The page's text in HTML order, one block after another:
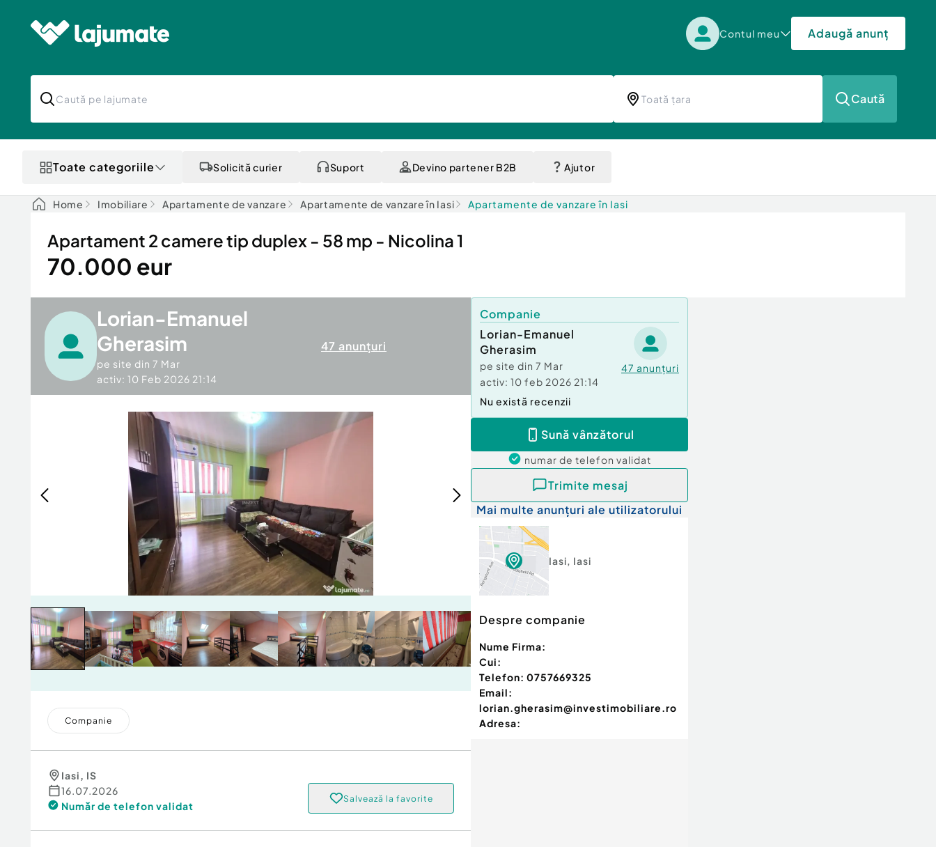
Contul meu Adaugă anunț
Caută
Toate categoriile Solicită curier Suport Devino partener B2B Ajutor
Home Imobiliare Apartamente de vanzare Apartamente de vanzare în Iasi Apartamente de vanzare în Iasi
Apartament 2 camere tip duplex - 58 mp - Nicolina 1
70.000 eur
Lorian-Emanuel
Gherasim
pe site din 7 Mar
activ: 10 Feb 2026 21:14
47 anunțuri
Companie
Iasi, IS
16.07.2026
Număr de telefon validat
Salvează la favorite
Companie
Lorian-Emanuel
Gherasim
pe site din 7 Mar
activ: 10 feb 2026 21:14
47 anunțuri
Nu există recenzii
Sună vânzătorul
numar de telefon validat
Trimite mesaj
Mai multe anunțuri ale utilizatorului
Iasi, Iasi
Despre companie
Nume Firma:
Cui:
Telefon: 0757669325
Email:
lorian.gherasim@investimobiliare.ro
Adresa: